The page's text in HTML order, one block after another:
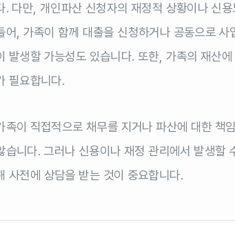
. 다만, 개인파산 신청자의 재정적 상황이나 신
어, 가족이 함께 대출을 신청하거나 공동으로
발생할 가능성도 있습니다. 또한, 가족의 재산
필요합니다.
족이 직접적으로 채무를 지거나 파산에 대한 책
습니다. 그러나 신용이나 재정 관리에서 발생할
사전에 상담을 받는 것이 중요합니다.